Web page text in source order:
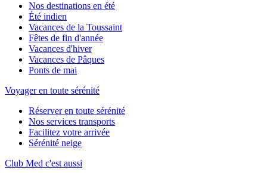
Nos destinations en été
Été indien
Vacances de la Toussaint
Fêtes de fin d'année
Vacances d'hiver
Vacances de Pâques
Ponts de mai
Voyager en toute sérénité
Réserver en toute sérénité
Nos services transports
Facilitez votre arrivée
Sérénité neige
Club Med c'est aussi